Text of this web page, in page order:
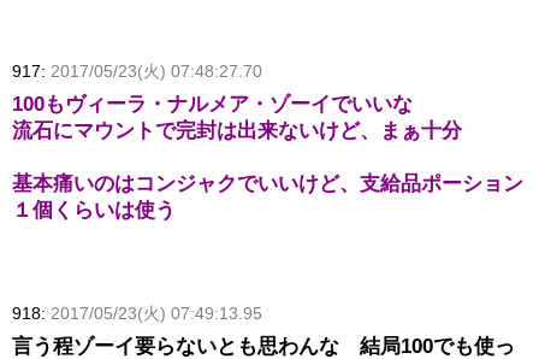
917: 2017/05/23(火) 07:48:27.70
100もヴィーラ・ナルメア・ゾーイでいいな
流石にマウントで完封は出来ないけど、まぁ十分
基本痛いのはコンジャクでいいけど、支給品ポーション
１個くらいは使う
918: 2017/05/23(火) 07:49:13.95
言う程ゾーイ要らないとも思わんな 結局100でも使っ